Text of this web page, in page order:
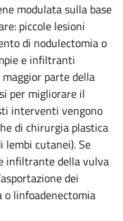
modulata sulla base
piccole lesioni
di nodulectomia o
e infiltranti
maggior parte della
per migliorare il
interventi vengono
di chirurgia plastica
cutanei). Se
infiltrante della vulva
dei
linfoadenectomia